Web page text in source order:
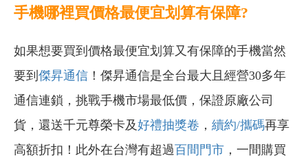
手機哪裡買價格最便宜划算有保障?
如果想要買到價格最便宜划算又有保障的手機當然
要到 傑昇通信 ！傑昇通信是全台最大且經營30多年
通信連鎖，挑戰手機市場最低價，保證原廠公司
貨，還送千元尊榮卡及好禮抽獎卷 ， 續約/攜碼再享
高額折扣！此外在台灣有超過百間門市 ，一間購買